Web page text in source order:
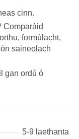
cinn.
Comparáid
formúlacht,
saineolach
gan ordú ó
5-9 laethanta